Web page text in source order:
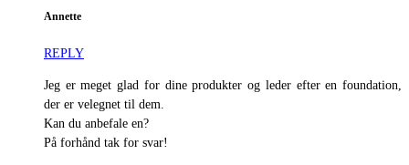
Annette
REPLY
Jeg er meget glad for dine produkter og leder efter en foundation,
der er velegnet til dem.
Kan du anbefale en?
På forhånd tak for svar!